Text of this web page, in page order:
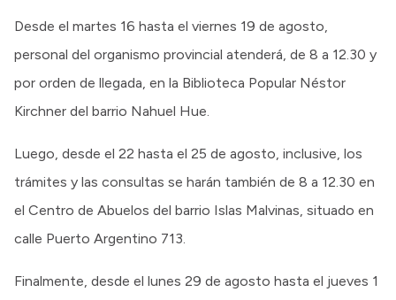
Desde el martes 16 hasta el viernes 19 de agosto,
personal del organismo provincial atenderá, de 8 a 12.30 y
por orden de llegada, en la Biblioteca Popular Néstor
Kirchner del barrio Nahuel Hue.
Luego, desde el 22 hasta el 25 de agosto, inclusive, los
trámites y las consultas se harán también de 8 a 12.30 en
el Centro de Abuelos del barrio Islas Malvinas, situado en
calle Puerto Argentino 713.
Finalmente, desde el lunes 29 de agosto hasta el jueves 1